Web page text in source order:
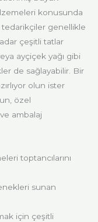
konusunda
tedarikçiler genellikle
çeşitli tatlar
ayçiçek yağı gibi
de sağlayabilir. Bir
olun ister
özel
ambalaj
toptancılarını
sunan
için çeşitli